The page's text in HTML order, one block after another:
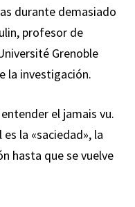
durante demasiado
profesor de
Grenoble
la investigación.
el jamais vu.
la «saciedad», la
hasta que se vuelve